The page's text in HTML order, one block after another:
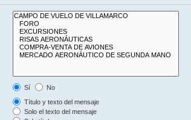
Sí
No
Título y texto del mensaje
Solo el texto del mensaje